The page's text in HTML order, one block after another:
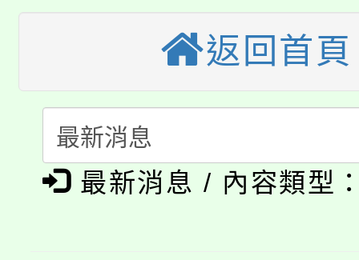
半價優惠，詳情可洽有
者。
大園自造教育及科技中
份教師增能研習
大溪自造教育及科技
份教師研習
淨零綠生活教案入校路
會
115年食農教育專業人
程
「本色祭」8/29、30在
返回首頁
最新消息 / 內容類型